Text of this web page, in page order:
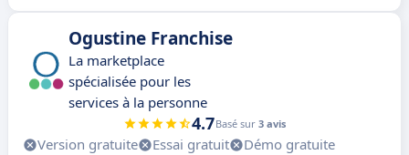
Ogustine Franchise
La marketplace
spécialisée pour les
services à la personne
4.7Basé sur 3 avis
Version gratuite Essai gratuit
Démo gratuite